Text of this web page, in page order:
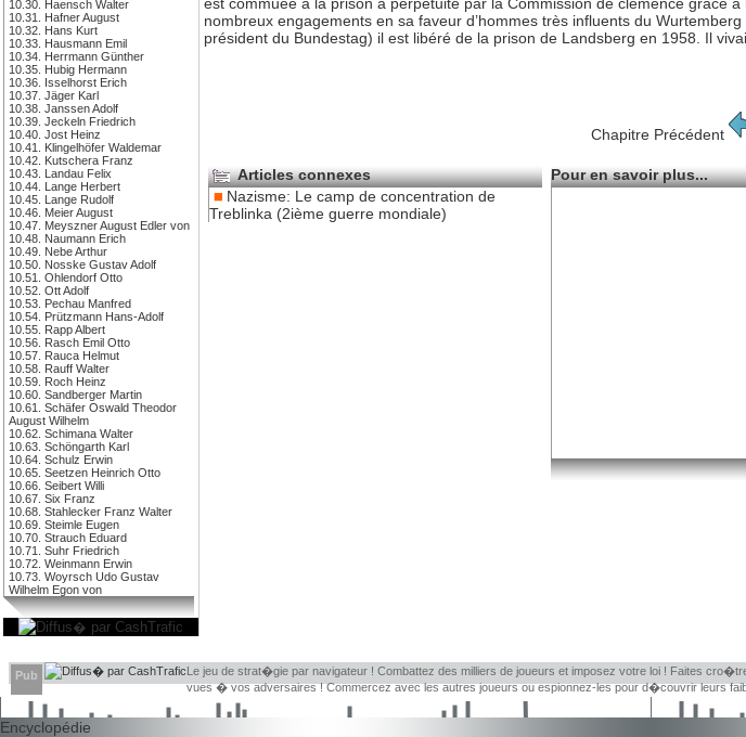
10.30. Haensch Walter
10.31. Hafner August
10.32. Hans Kurt
10.33. Hausmann Emil
10.34. Herrmann Günther
10.35. Hubig Hermann
10.36. Isselhorst Erich
10.37. Jäger Karl
10.38. Janssen Adolf
10.39. Jeckeln Friedrich
10.40. Jost Heinz
10.41. Klingelhöfer Waldemar
10.42. Kutschera Franz
10.43. Landau Felix
10.44. Lange Herbert
10.45. Lange Rudolf
10.46. Meier August
10.47. Meyszner August Edler von
10.48. Naumann Erich
10.49. Nebe Arthur
10.50. Nosske Gustav Adolf
10.51. Ohlendorf Otto
10.52. Ott Adolf
10.53. Pechau Manfred
10.54. Prützmann Hans-Adolf
10.55. Rapp Albert
10.56. Rasch Emil Otto
10.57. Rauca Helmut
10.58. Rauff Walter
10.59. Roch Heinz
10.60. Sandberger Martin
10.61. Schäfer Oswald Theodor
August Wilhelm
10.62. Schimana Walter
10.63. Schöngarth Karl
10.64. Schulz Erwin
10.65. Seetzen Heinrich Otto
10.66. Seibert Willi
10.67. Six Franz
10.68. Stahlecker Franz Walter
10.69. Steimle Eugen
10.70. Strauch Eduard
10.71. Suhr Friedrich
10.72. Weinmann Erwin
10.73. Woyrsch Udo Gustav
Wilhelm Egon von
nombreux engagements en sa faveur d’hommes très influents du
président du Bundestag) il est libéré de la prison de Landsberg en 1958. Il
Chapitre Précédent
Articles connexes
Nazisme: Le camp de concentration de
Treblinka (2ième guerre mondiale)
Pour en savoir plus...
Pub
Le jeu de strat�gie par navigateur ! Combattez des milliers de joueurs et imposez votre loi ! Faites
vues � vos adversaires ! Commercez avec les autres joueurs ou espionnez-les pour d�couvrir leurs
Encyclopédie